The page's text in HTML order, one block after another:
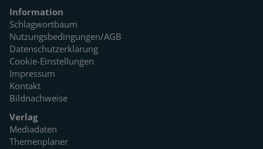
Information
Schlagwortbaum
Nutzungsbedingungen/AGB
Datenschutzerklärung
Cookie-Einstellungen
Impressum
Kontakt
Bildnachweise
Verlag
Mediadaten
Themenplaner